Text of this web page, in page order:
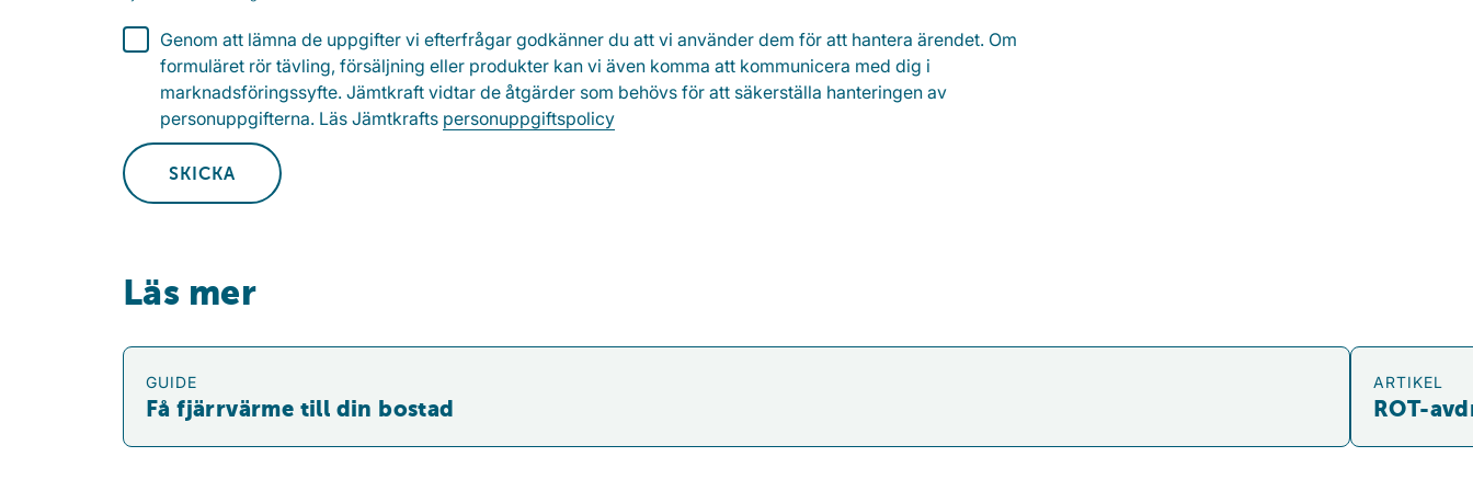
Genom att lämna de uppgifter vi efterfrågar godkänner du att vi använder dem för att hantera ärendet. Om
formuläret rör tävling, försäljning eller produkter kan vi även komma att kommunicera med dig i
marknadsföringssyfte. Jämtkraft vidtar de åtgärder som behövs för att säkerställa hanteringen av
personuppgifterna. Läs Jämtkrafts personuppgiftspolicy
SKICKA
Läs mer
Få fjärrvärme till din bostad
GUIDE
Få fjärrvärme till din bostad
ROT-avdrag
ARTIKEL
ROT-